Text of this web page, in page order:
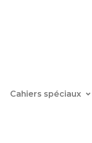
Cahiers spéciaux